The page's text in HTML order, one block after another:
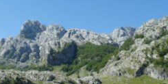
LUXE TREKTOCHT
2 weken door de